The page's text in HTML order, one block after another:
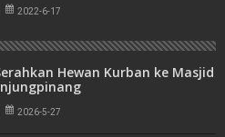
2022-6-17
Hewan Kurban ke Masjid
2026-5-27